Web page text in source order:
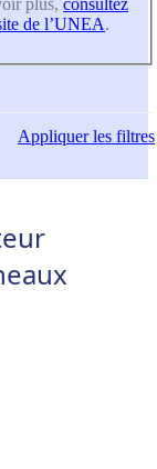
plus, consultez
de l’UNEA.
Appliquerles filtres